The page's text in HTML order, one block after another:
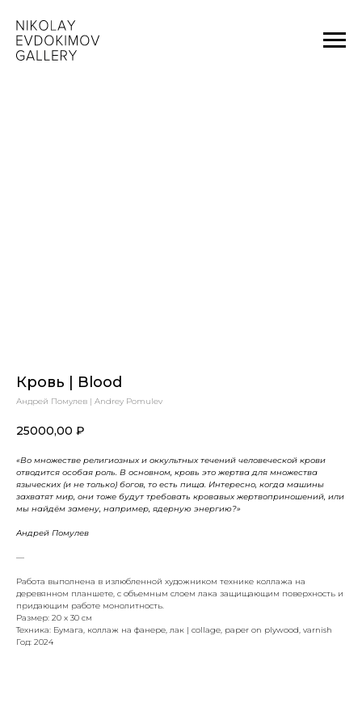
Кровь | Blood
Андрей Помулев | Andrey Pomulev
25000,00 ₽
«Во множестве религиозных и оккультных течений человеческой крови
отводится особая роль. В основном, кровь это жертва для множества
языческих (и не только) богов, то есть пища. Интересно, когда машины
захватят мир, они тоже будут требовать кровавых жертвоприношений, или
мы найдём замену, например, ядерную энергию?»
Андрей Помулев
—
Работа выполнена в излюбленной художником технике коллажа на
деревянном планшете, с объемным слоем лака защищающим поверхность и
придающим работе монолитность.
Размер: 20 x 30 см
Техника: Бумага, коллаж на фанере, лак | collage, paper on plywood, varnish
Год: 2024